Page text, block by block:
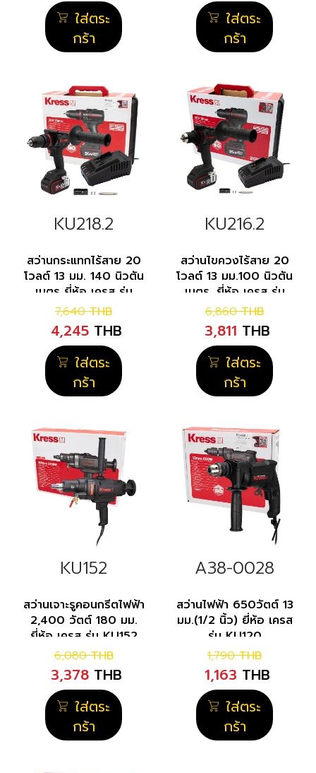
ใส่ตระ
กร้า
ใส่ตระ
กร้า
KU218.2
สว่านกระแทกไร้สาย 20
โวลต์ 13 มม. 140 นิวตัน
เมตร ยี่ห้อ เครส รุ่น
KU218.2
7,640 THB
4,245 THB
ใส่ตระ
กร้า
KU216.2
สว่านไขควงไร้สาย 20
โวลต์ 13 มม.100 นิวตัน
เมตร. ยี่ห้อ เครส รุ่น
KU216.2
6,860 THB
3,811 THB
ใส่ตระ
กร้า
KU152
สว่านเจาะรูคอนกรีตไฟฟ้า
2,400 วัตต์ 180 มม.
ยี่ห้อ เครส รุ่น KU152
6,080 THB
3,378 THB
ใส่ตระ
กร้า
A38-0028
สว่านไฟฟ้า 650วัตต์ 13
มม.(1/2 นิ้ว) ยี่ห้อ เครส
รุ่น KU120
1,790 THB
1,163 THB
ใส่ตระ
กร้า